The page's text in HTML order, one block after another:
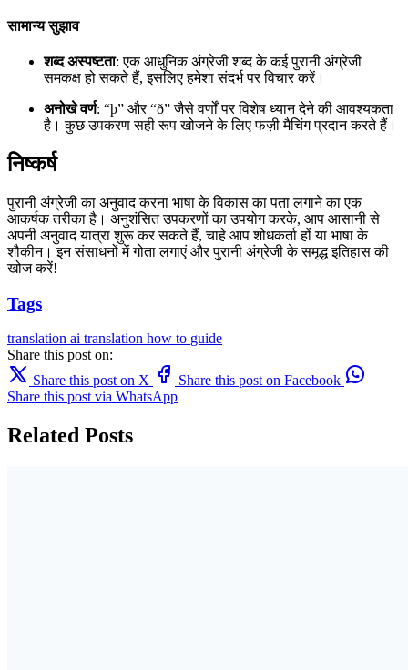
सामान्य सुझाव
शब्द अस्पष्टता: एक आधुनिक अंग्रेजी शब्द के कई पुरानी अंग्रेजी
समकक्ष हो सकते हैं, इसलिए हमेशा संदर्भ पर विचार करें।
अनोखे वर्ण: “þ” और “ð” जैसे वर्णों पर विशेष ध्यान देने की आवश्यकता
है। कुछ उपकरण सही रूप खोजने के लिए फज़ी मैचिंग प्रदान करते हैं।
निष्कर्ष
पुरानी अंग्रेजी का अनुवाद करना भाषा के विकास का पता लगाने का एक
आकर्षक तरीका है। अनुशंसित उपकरणों का उपयोग करके, आप आसानी से
अपनी अनुवाद यात्रा शुरू कर सकते हैं, चाहे आप शोधकर्ता हों या भाषा के
शौकीन। इन संसाधनों में गोता लगाएं और पुरानी अंग्रेजी के समृद्ध इतिहास की
खोज करें!
Tags
translation ai translation how to guide
Share this post on:
Share this post on X
Share this post on Facebook
Share this post via WhatsApp
Related Posts